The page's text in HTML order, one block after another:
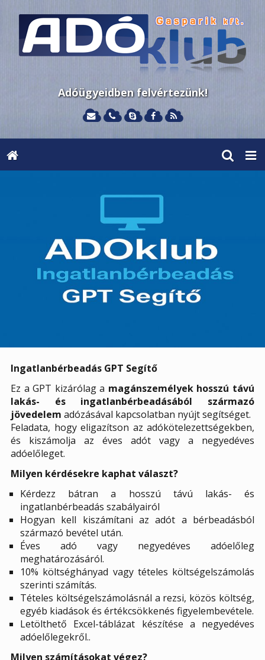
Adóügyeidben felvértezünk!
Ingatlanbérbeadás GPT Segítő
Ez a GPT kizárólag a magánszemélyek hosszú távú
lakás- és ingatlanbérbeadásából származó
jövedelem adózásával kapcsolatban nyújt segítséget.
Feladata, hogy eligazítson az adókötelezettségekben,
és kiszámolja az éves adót vagy a negyedéves
adóelőleget.
Milyen kérdésekre kaphat választ?
Kérdezz bátran a hosszú távú lakás- és
ingatlanbérbeadás szabályairól
Hogyan kell kiszámítani az adót a bérbeadásból
származó bevétel után.
Éves adó vagy negyedéves adóelőleg
meghatározásáról.
10% költséghányad vagy tételes költségelszámolás
szerinti számítás.
Tételes költségelszámolásnál a rezsi, közös költség,
egyéb kiadások és értékcsökkenés figyelembevétele.
Letölthető Excel-táblázat készítése a negyedéves
adóelőlegekről..
Milyen számításokat végez?